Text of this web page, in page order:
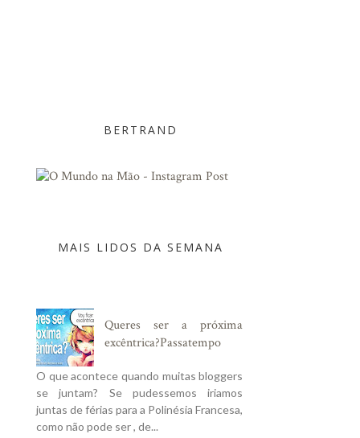
BERTRAND
MAIS LIDOS DA SEMANA
Queres ser a próxima
excêntrica?Passatempo
O que acontece quando muitas bloggers
se juntam? Se pudessemos iriamos
juntas de férias para a Polinésia Francesa,
como não pode ser , de...